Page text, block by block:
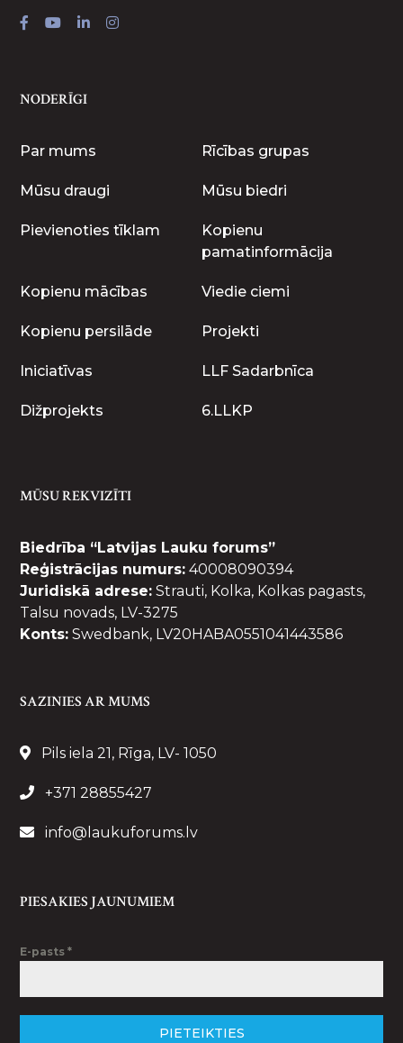
NODERĪGI
Par mums Rīcības grupas
Mūsu draugi Mūsu biedri
Pievienoties tīklam
Kopienu
pamatinformācija
Kopienu mācības Viedie ciemi
Kopienu persilāde Projekti
Iniciatīvas LLF Sadarbnīca
Dižprojekts 6.LLKP
MŪSU REKVIZĪTI
Biedrība “Latvijas Lauku forums”
Reģistrācijas numurs: 40008090394
Juridiskā adrese: Strauti, Kolka, Kolkas pagasts,
Talsu novads, LV-3275
Konts: Swedbank, LV20HABA0551041443586
SAZINIES AR MUMS
Pils iela 21, Rīga, LV- 1050
+371 28855427
info@laukuforums.lv
PIESAKIES JAUNUMIEM
E-pasts*
PIETEIKTIES